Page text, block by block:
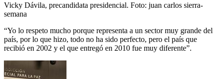
Vicky Dávila, precandidata presidencial. Foto: juan carlos sierra-
semana
“Yo lo respeto mucho porque representa a un sector muy grande del
país, por lo que hizo, todo no ha sido perfecto, pero el país que
recibió en 2002 y el que entregó en 2010 fue muy diferente”.